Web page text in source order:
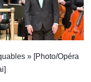
» [Photo/Opéra